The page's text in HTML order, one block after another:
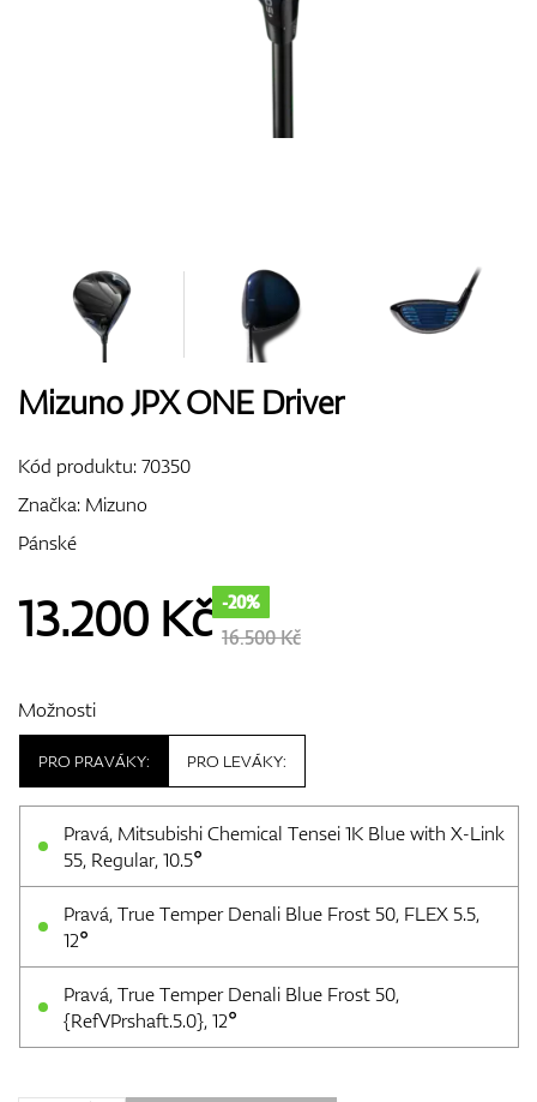
Rukavice
Bagy
Dárkové poukazy
Mizuno JPX ONE Driver
Kód produktu:70350
Značka: Mizuno
Pánské
13.200 Kč -20%
16.500 Kč
Možnosti
PRO PRAVÁKY:
Pravá, Mitsubishi Chemical Tensei 1K Blue with X-Link
55, Regular, 10.5°
Pravá, True Temper Denali Blue Frost 50, FLEX 5.5,
12°
Pravá, True Temper Denali Blue Frost 50,
{RefVPrshaft.5.0}, 12°
PRO LEVÁKY: